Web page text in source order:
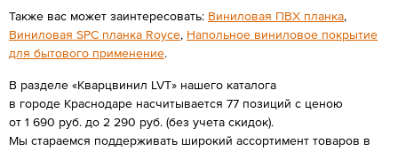
Также вас может заинтересовать: Виниловая ПВХ планка,
Виниловая SPС планка Royce, Напольное виниловое покрытие
для бытового применение.
В разделе «Кварцвинил LVT» нашего каталога
в городе Краснодаре насчитывается 77 позиций с ценою
от 1 690 руб. до 2 290 руб. (без учета скидок).
Мы стараемся поддерживать широкий ассортимент товаров в